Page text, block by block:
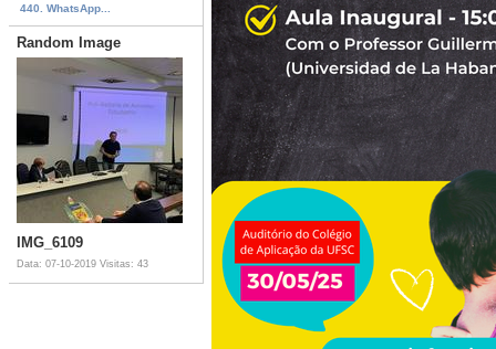
440. WhatsApp...
Random Image
IMG_6109
Data: 07-10-2019 Visitas: 43